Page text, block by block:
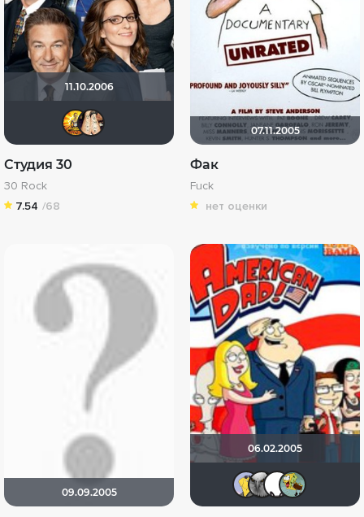
11.10.2006
:) да прибудет Свет !
борис000
Студия 30
30 Rock
7.54 /68
07.11.2005
Фак
Fuck
нет оценки
09.09.2005
06.02.2005